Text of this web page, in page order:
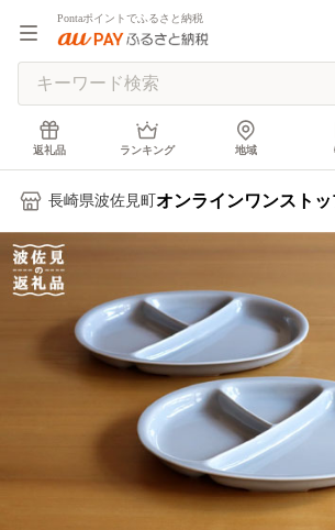
Pontaポイントでふるさと納税
返礼品 ランキング 地域
長崎県波佐見町 オンラインワンスト